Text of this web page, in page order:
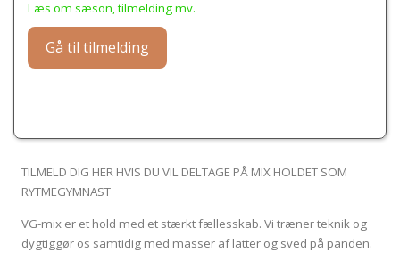
Læs om sæson, tilmelding mv.
Gå til tilmelding
TILMELD DIG HER HVIS DU VIL DELTAGE PÅ MIX HOLDET SOM
RYTMEGYMNAST
VG-mix er et hold med et stærkt fællesskab. Vi træner teknik og
dygtiggør os samtidig med masser af latter og sved på panden.